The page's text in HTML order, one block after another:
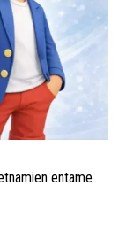
entame